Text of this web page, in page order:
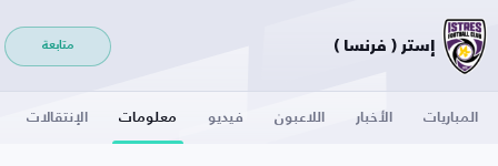
إستر ( فرنسا ) متابعة
المباريات الأخبار اللاعبون فيديو معلومات الإنتقالات